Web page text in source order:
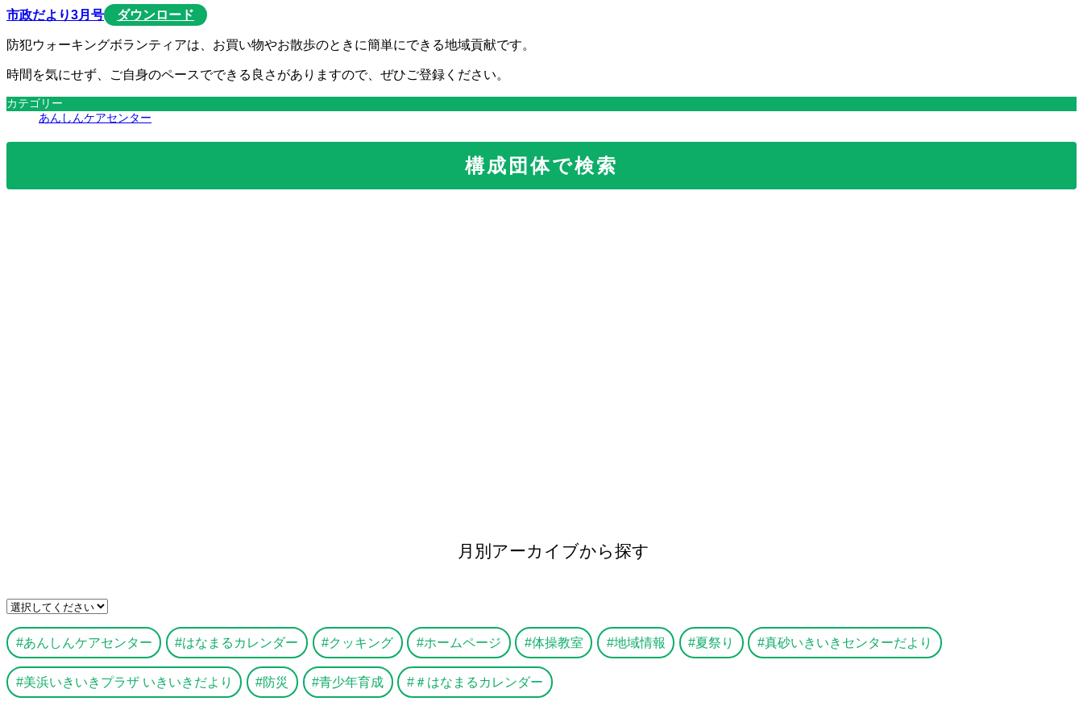
市政だより3月号 ダウンロード
防犯ウォーキングボランティアは、お買い物やお散歩のときに簡単にできる地域貢献です。
時間を気にせず、ご自身のペースでできる良さがありますので、ぜひご登録ください。
カテゴリー
あんしんケアセンター
構成団体で検索
月別アーカイブから探す
あんしんケアセンター はなまるカレンダー クッキング ホームページ 体操教室 地域情報 夏祭り 真砂いきいきセンターだより
美浜いきいきプラザ いきいきだより 防災 青少年育成 ＃はなまるカレンダー